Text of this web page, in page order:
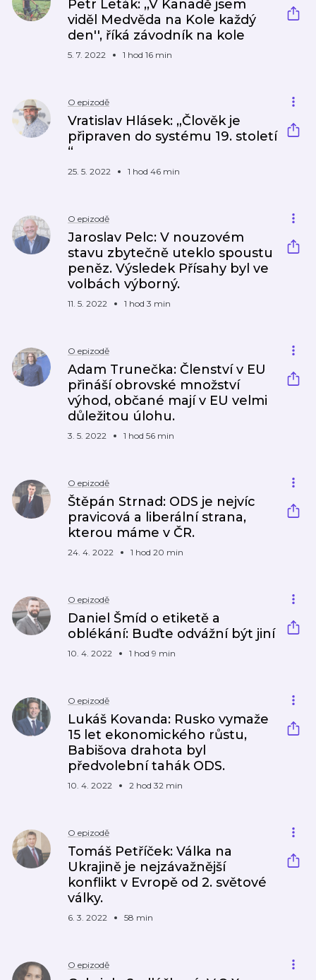
Petr Leták: ,,V Kanadě jsem
viděl Medvěda na Kole každý
den'', říká závodník na kole
5. 7. 2022 1 hod 16 min
O epizodě
Vratislav Hlásek: „Člověk je
připraven do systému 19. století
“
25. 5. 2022 1 hod 46 min
O epizodě
Jaroslav Pelc: V nouzovém
stavu zbytečně uteklo spoustu
peněz. Výsledek Přísahy byl ve
volbách výborný.
11. 5. 2022 1 hod 3 min
O epizodě
Adam Trunečka: Členství v EU
přináší obrovské množství
výhod, občané mají v EU velmi
důležitou úlohu.
3. 5. 2022 1 hod 56 min
O epizodě
Štěpán Strnad: ODS je nejvíc
pravicová a liberální strana,
kterou máme v ČR.
24. 4. 2022 1 hod 20 min
O epizodě
Daniel Šmíd o etiketě a
oblékání: Buďte odvážní být jiní
10. 4. 2022 1 hod 9 min
O epizodě
Lukáš Kovanda: Rusko vymaže
15 let ekonomického růstu,
Babišova drahota byl
předvolební tahák ODS.
10. 4. 2022 2 hod 32 min
O epizodě
Tomáš Petříček: Válka na
Ukrajině je nejzávažnější
konflikt v Evropě od 2. světové
války.
6. 3. 2022 58 min
O epizodě